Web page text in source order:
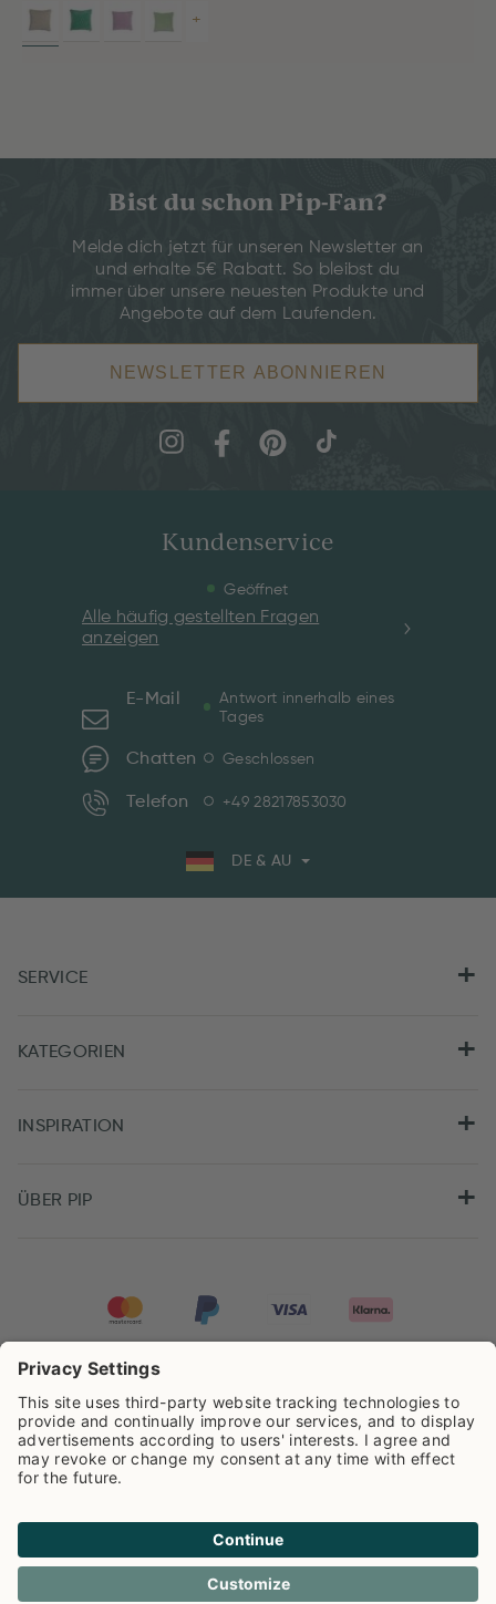
+
Bist du schon Pip-Fan?
Melde dich jetzt für unseren Newsletter an
und erhalte 5€ Rabatt. So bleibst du
immer über unsere neuesten Produkte und
Angebote auf dem Laufenden.
NEWSLETTER ABONNIEREN
Kundenservice
Geöffnet
Alle häufig gestellten Fragen
anzeigen
E-Mail
Antwort innerhalb eines
Tages
Chatten Geschlossen
Telefon +49 28217853030
DE & AU
SERVICE
KATEGORIEN
INSPIRATION
ÜBER PIP
auf der Grundlage von8.955Rezensionen ausgezeichnet.
Cookie info Datenschutzerklarüng
Impressum
Versandkosten